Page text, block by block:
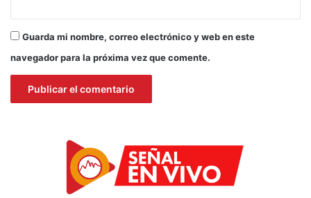
Guarda mi nombre, correo electrónico y web en este
navegador para la próxima vez que comente.